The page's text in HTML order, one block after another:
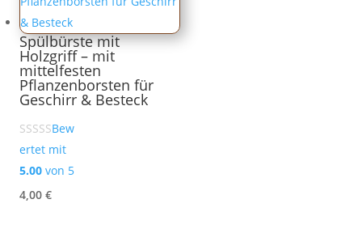
Spülbürste mit
Holzgriff – mit
mittelfesten
Pflanzenborsten für
Geschirr & Besteck
Bew
ertet mit
5.00 von 5
4,00 €